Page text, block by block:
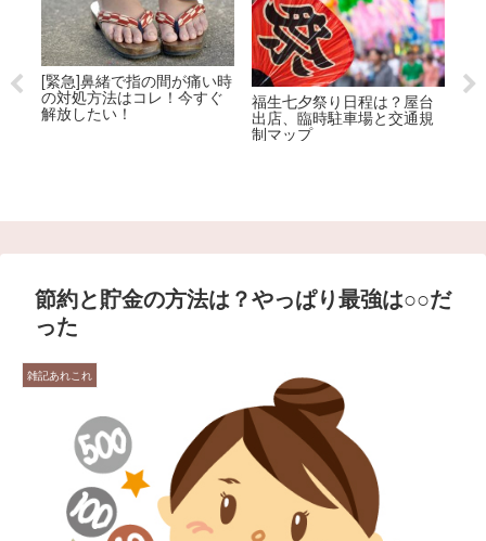
[緊急]鼻緒で指の間が痛い時
の対処方法はコレ！今すぐ
解放したい！
福生七夕祭り日程は？屋台
出店、臨時駐車場と交通規
制マップ
節約と貯金の方法は？やっぱり最強は○○だ
った
雑記あれこれ